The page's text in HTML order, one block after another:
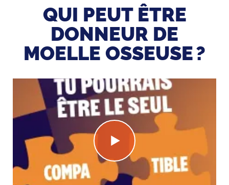
QUI PEUT ÊTRE
DONNEUR DE
MOELLE OSSEUSE ?